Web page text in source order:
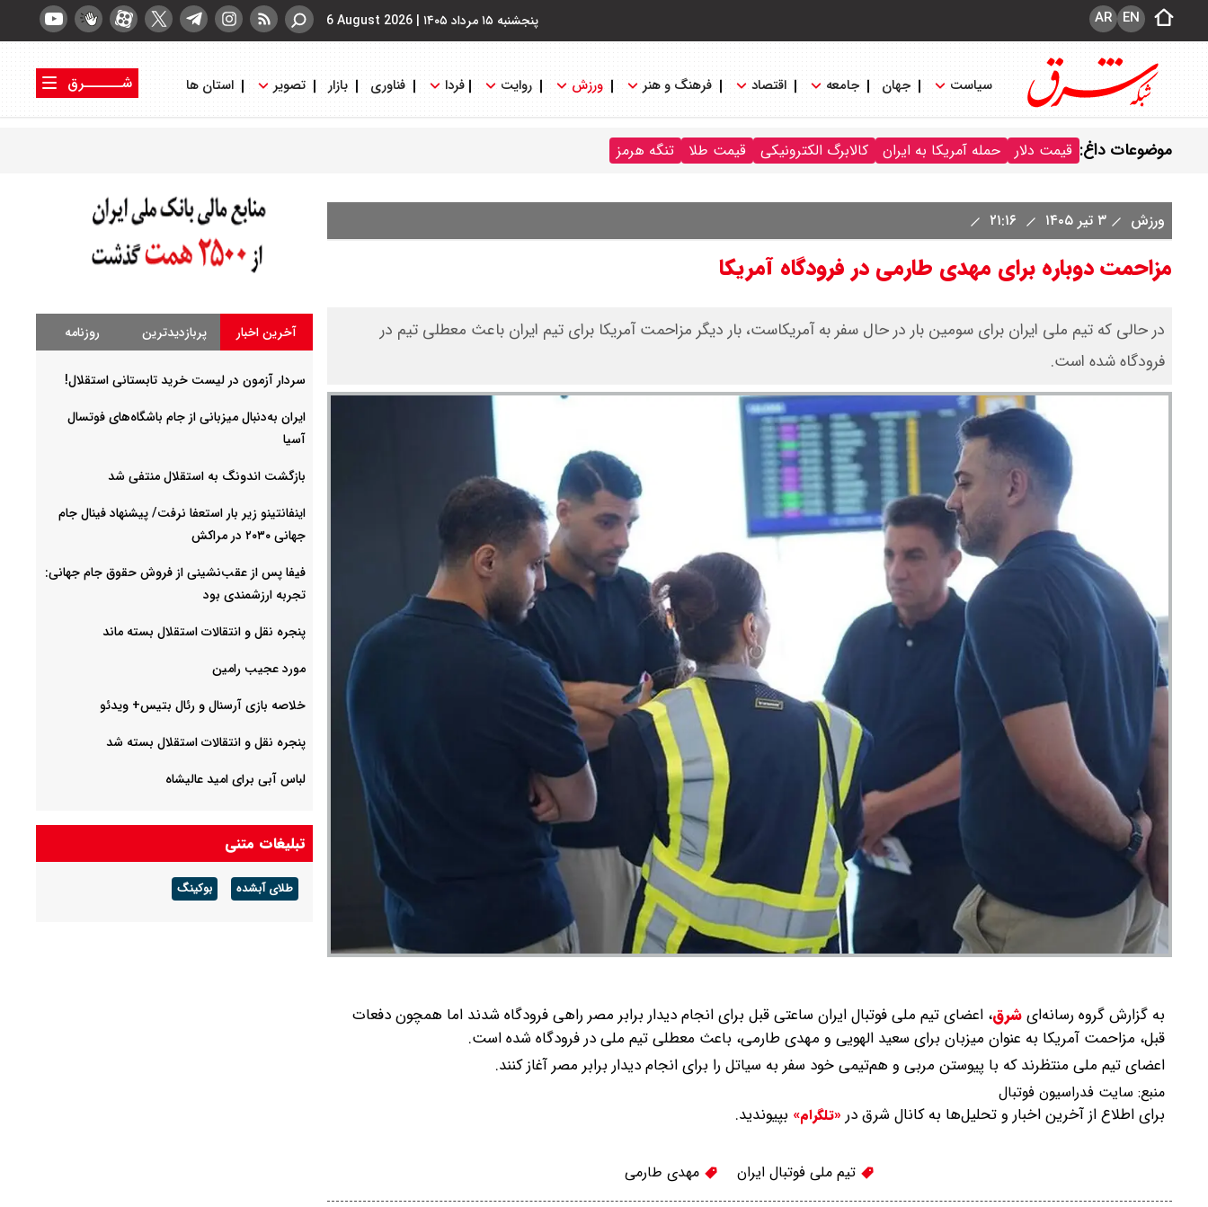
پنجشنبه ۱۵ مرداد ۱۴۰۵ |
6 August 2026 EN
AR
سیاست جهان جامعه اقتصاد فرهنگ و هنر ورزش روایت فردا فناوری بازار تصویر استان ها
شــــــرق
موضوعات داغ: قیمت دلار حمله آمریکا به ایران کالابرگ الکترونیکی قیمت طلا تنگه هرمز
ورزش ۳ تیر ۱۴۰۵
مزاحمت دوباره برای مهدی طارمی در فرودگاه آمریکا
در حالی که تیم ملی ایران برای سومین بار در حال سفر به آمریکاست، بار دیگر مزاحمت آمریکا برای تیم ایران باعث معطلی تیم در
فرودگاه شده است.
به گزارش گروه رسانه‌ایشرق، اعضای تیم ملی فوتبال ایران ساعتی قبل برای انجام دیدار برابر مصر راهی فرودگاه شدند اما همچون دفعات
قبل، مزاحمت آمریکا به عنوان میزبان برای سعید الهویی و مهدی طارمی، باعث معطلی تیم ملی در فرودگاه شده است.
اعضای تیم ملی منتظرند که با پیوستن مربی و هم‌تیمی خود سفر به سیاتل را برای انجام دیدار برابر مصر آغاز کنند.
منبع: سایت فدراسیون فوتبال
برای اطلاع از آخرین اخبار و تحلیل‌ها به کانال شرق در «تلگرام» بپیوندید.
تیم ملی فوتبال ایران مهدی طارمی
آخرین اخبار پربازدیدترین روزنامه
سردار آزمون در لیست خرید تابستانی استقلال!
ایران به‌دنبال میزبانی از جام باشگاه‌های فوتسال
آسیا
بازگشت اندونگ به استقلال منتفی شد
اینفانتینو زیر بار استعفا نرفت/ پیشنهاد فینال جام
جهانی ۲۰۳۰ در مراکش
فیفا پس از عقب‌نشینی از فروش حقوق جام جهانی:
تجربه ارزشمندی بود
پنجره نقل و انتقالات استقلال بسته ماند
مورد عجیب رامین
خلاصه بازی آرسنال و رئال بتیس+ ویدئو
پنجره نقل و انتقالات استقلال بسته شد
لباس آبی برای امید عالیشاه
تبلیغات متنی
طلای آبشده بوکینگ